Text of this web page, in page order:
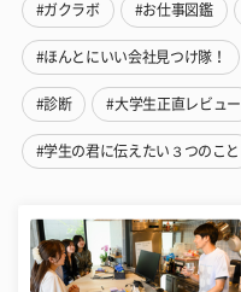
#ガクラボ #お仕事図鑑
#ほんとにいい会社見つけ隊！
#診断 #大学生正直レビュー
#学生の君に伝えたい３つのこと